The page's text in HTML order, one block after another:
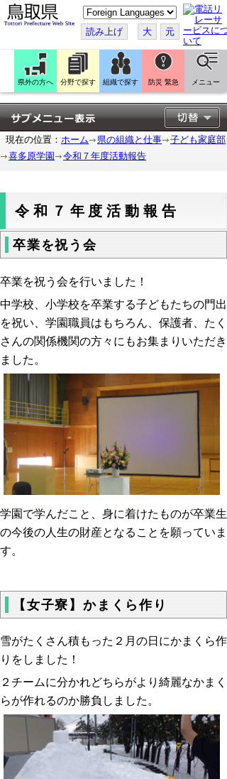
こ
の
ペ
ー
ジ
翻
訳
す
る
読み上げ 大 元
県外の方へ 分野で探す 組織で探す 防災 緊急 メニュー
現在の位置： ホーム 県の組織と仕事
子ども家庭部
喜多原学園
令和７年度活動報告
令和７年度活動報告
卒業を祝う会
卒業を祝う会を行いました！
中学校、小学校を卒業する子どもたちの門出
を祝い、学園職員はもちろん、保護者、たく
さんの関係機関の方々にもお集まりいただき
ました。
学園で学んだこと、身に着けたものが卒業生
の今後の人生の財産となることを願っていま
す。
【女子寮】かまくら作り
雪がたくさん積もった２月の日にかまくら作
りをしました！
２チームに分かれどちらがより綺麗なかまく
らが作れるのか勝負しました。